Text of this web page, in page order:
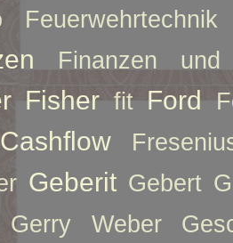
Feuerwehrtechnik
Finanzen und
Fisher fit Ford
Geberit Gebert
Gerry Weber